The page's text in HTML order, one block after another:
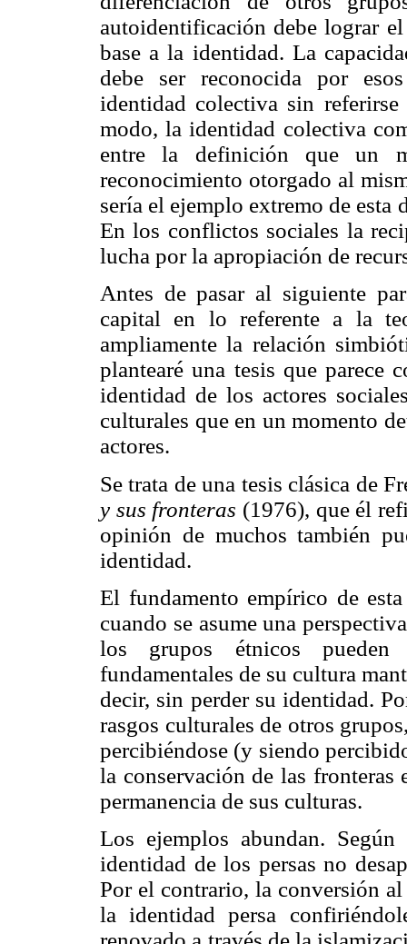
autoidentificación debe lograr
base a la identidad. La
debe ser reconocida por
identidad colectiva sin
modo, la identidad colectiva
entre la definición que un
reconocimiento otorgado al
sería el ejemplo extremo de esta
En los conflictos sociales la
lucha por la apropiación de
Antes de pasar al siguiente
capital en lo referente a la
ampliamente la relación
plantearé una tesis que parece
identidad de los actores
culturales que en un momento
actores.
Se trata de una tesis clásica de
y sus fronteras (1976), que él
opinión de muchos también
identidad.
El fundamento empírico de
cuando se asume una
los grupos étnicos
fundamentales de su cultura
decir, sin perder su identidad.
rasgos culturales de otros
percibiéndose (y siendo
la conservación de las fronteras
permanencia de sus culturas.
Los ejemplos abundan.
identidad de los persas no
Por el contrario, la conversión
la identidad persa